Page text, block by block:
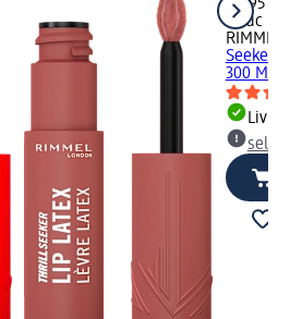
56,95 lei
1 buc
RIMMEL
Seeker
300